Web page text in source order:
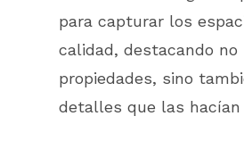
para capturar los
calidad, destacando no
propiedades, sino
detalles que las hacían